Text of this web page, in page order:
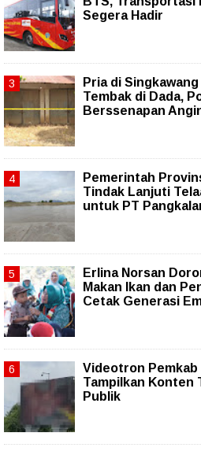
Segera Hadir
Pria di
Tembak di Dada,
Berssenapan
Pemerintah
Tindak Lanjuti
untuk PT
Erlina Norsan
Makan Ikan dan
Cetak Generasi
Videotron Pemkab
Tampilkan Konten
Publik